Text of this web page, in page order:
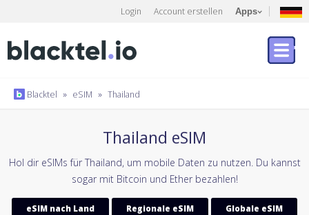
Login Account erstellen Apps
Blacktel » eSIM » Thailand
Thailand eSIM
Hol dir eSIMs für Thailand, um mobile Daten zu nutzen. Du kannst
sogar mit Bitcoin und Ether bezahlen!
eSIM nach Land Regionale eSIM Globale eSIM